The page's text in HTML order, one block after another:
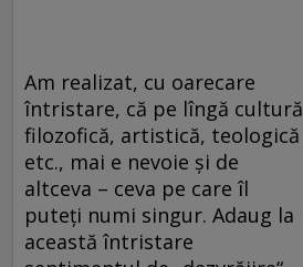
Am realizat, cu oarecare
întristare, că pe lîngă cultură
filozofică, artistică, teologică
etc., mai e nevoie şi de
altceva – ceva pe care îl
puteţi numi singur. Adaug la
această întristare